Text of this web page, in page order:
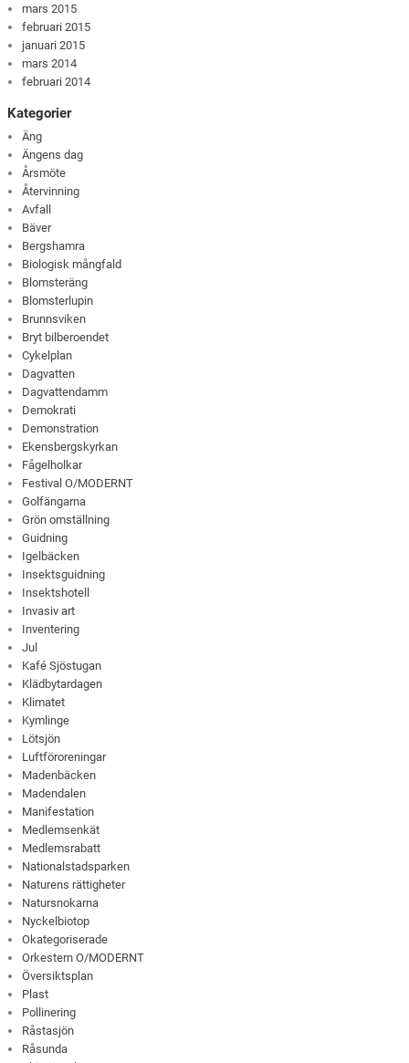
mars 2015
februari 2015
januari 2015
mars 2014
februari 2014
Kategorier
Äng
Ängens dag
Årsmöte
Återvinning
Avfall
Bäver
Bergshamra
Biologisk mångfald
Blomsteräng
Blomsterlupin
Brunnsviken
Bryt bilberoendet
Cykelplan
Dagvatten
Dagvattendamm
Demokrati
Demonstration
Ekensbergskyrkan
Fågelholkar
Festival O/MODERNT
Golfängarna
Grön omställning
Guidning
Igelbäcken
Insektsguidning
Insektshotell
Invasiv art
Inventering
Jul
Kafé Sjöstugan
Klädbytardagen
Klimatet
Kymlinge
Lötsjön
Luftföroreningar
Madenbäcken
Madendalen
Manifestation
Medlemsenkät
Medlemsrabatt
Nationalstadsparken
Naturens rättigheter
Natursnokarna
Nyckelbiotop
Okategoriserade
Orkestern O/MODERNT
Översiktsplan
Plast
Pollinering
Råstasjön
Råsunda